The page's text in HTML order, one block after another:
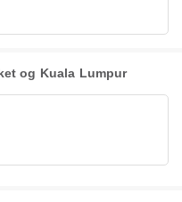
og Kuala Lumpur